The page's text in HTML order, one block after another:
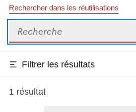
Rechercher dans les réutilisations
Recherche
Filtrer les résultats
1 résultat